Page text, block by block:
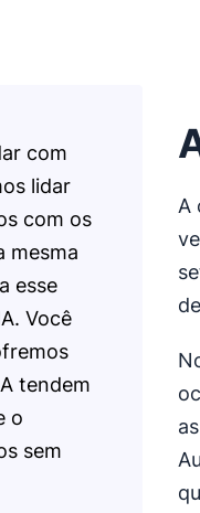
com
lidar
com os
mesma
esse
Você
tendem
o
sem
A